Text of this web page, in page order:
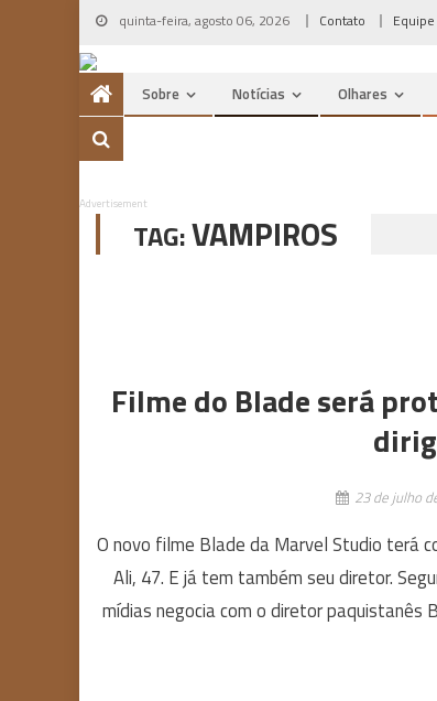
Skip
content
quinta-feira, agosto 06, 2026 Contato Equipe
Sobre Notícias Olhares
Advertisement
TAG:VAMPIROS
Filme do Blade será
23 de julho
O novo filme Blade da Marvel Studio terá
Ali, 47. E já tem também seu diretor.
mídias negocia com o diretor